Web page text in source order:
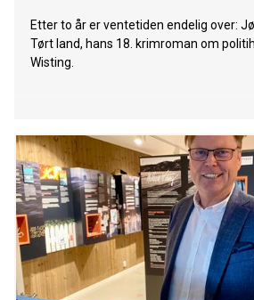
Etter to år er ventetiden endelig over:
Tørt land, hans 18. krimroman om
Wisting.